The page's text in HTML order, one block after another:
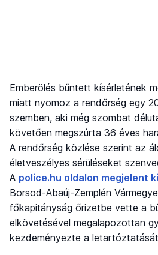
Emberölés bűntett kísérletének
miatt nyomoz a rendőrség egy
szemben, aki még szombat
követően megszúrta 36 éves
A rendőrség közlése szerint az
életveszélyes sérüléseket
A police.hu oldalon megjelent
Borsod-Abaúj-Zemplén
főkapitányság őrizetbe vette a
elkövetésével megalapozottan
kezdeményezte a